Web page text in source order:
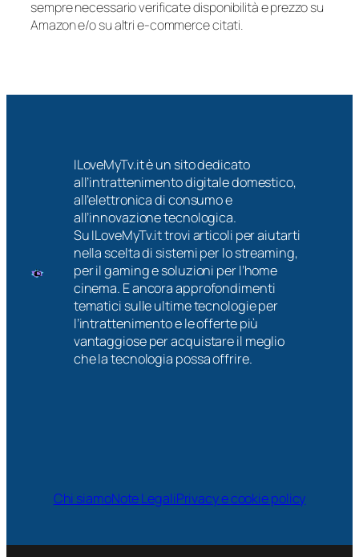
sempre necessario verificate disponibilità e prezzo su
Amazon e/o su altri e-commerce citati.
ILoveMyTv.it è un sito dedicato
all’intrattenimento digitale domestico,
all’elettronica di consumo e
all’innovazione tecnologica.
Su ILoveMyTv.it trovi articoli per aiutarti
nella scelta di sistemi per lo streaming,
per il gaming e soluzioni per l’home
cinema. E ancora approfondimenti
tematici sulle ultime tecnologie per
l’intrattenimento e le offerte più
vantaggiose per acquistare il meglio
che la tecnologia possa offrire.
Chi siamoNote LegaliPrivacy e cookie policy